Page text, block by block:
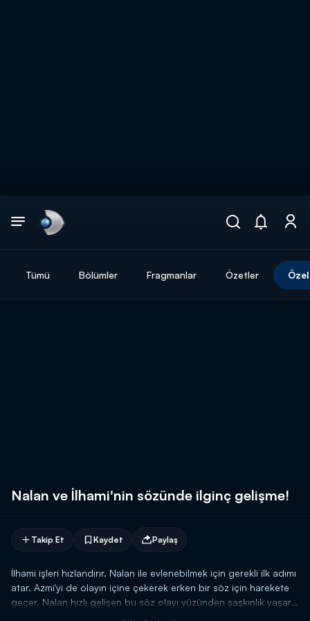
Tümü Bölümler Fragmanlar Özetler
Nalan ve İlhami'nin sözünde ilginç gelişme!
Takip Et Kaydet Paylaş
İlhami işleri hızlandırır. Nalan ile evlenebilmek için gerekli ilk adımı
atar. Azmi'yi de olayın içine çekerek erken bir söz için harekete
geçer. Nalan hızlı gelişen bu söz olayı yüzünden şaşkınlık yaşar.